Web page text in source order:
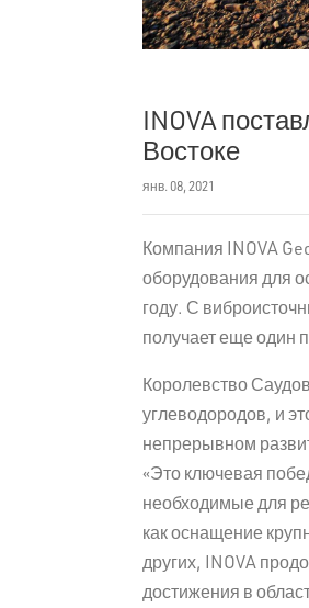
INOVA
Востоке
янв. 08, 2021
Компания INOVA
оборудования для
году. С
получает еще один
Королевство
углеводородов, и
непрерывном
«Это ключевая
необходимые для
как оснащение
других, INOVA
достижения в